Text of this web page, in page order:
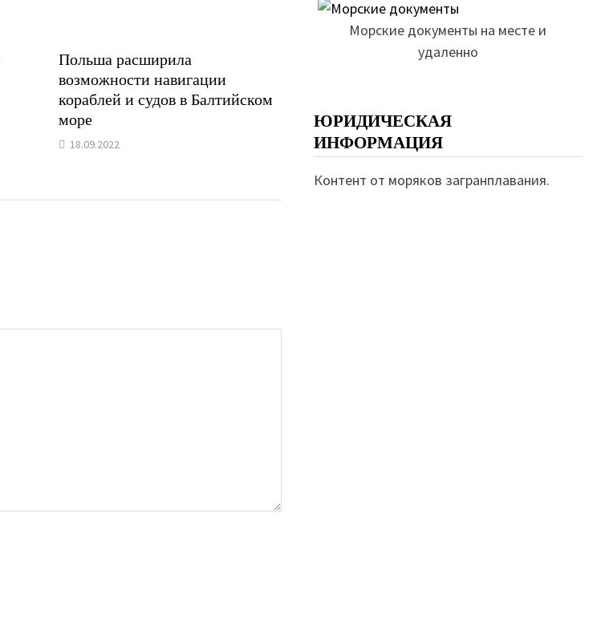
Польша расширила
возможности навигации
кораблей и судов в Балтийском
море
18.09.2022
Морские документы на месте и
удаленно
ЮРИДИЧЕСКАЯ
ИНФОРМАЦИЯ
Контент от моряков загранплавания.